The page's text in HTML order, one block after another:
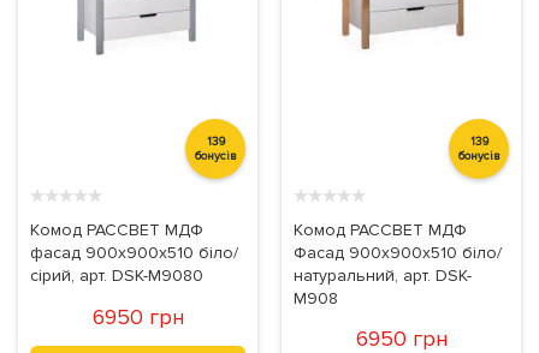
139
бонусів
★★★★★
Комод РАССВЕТ МДФ
фасад 900х900х510 біло/
сірий, арт. DSK-M9080
6950 грн
139
бонусів
★★★★★
Комод РАССВЕТ МДФ
Фасад 900х900х510 біло/
натуральний, арт. DSK-
M908
6950 грн